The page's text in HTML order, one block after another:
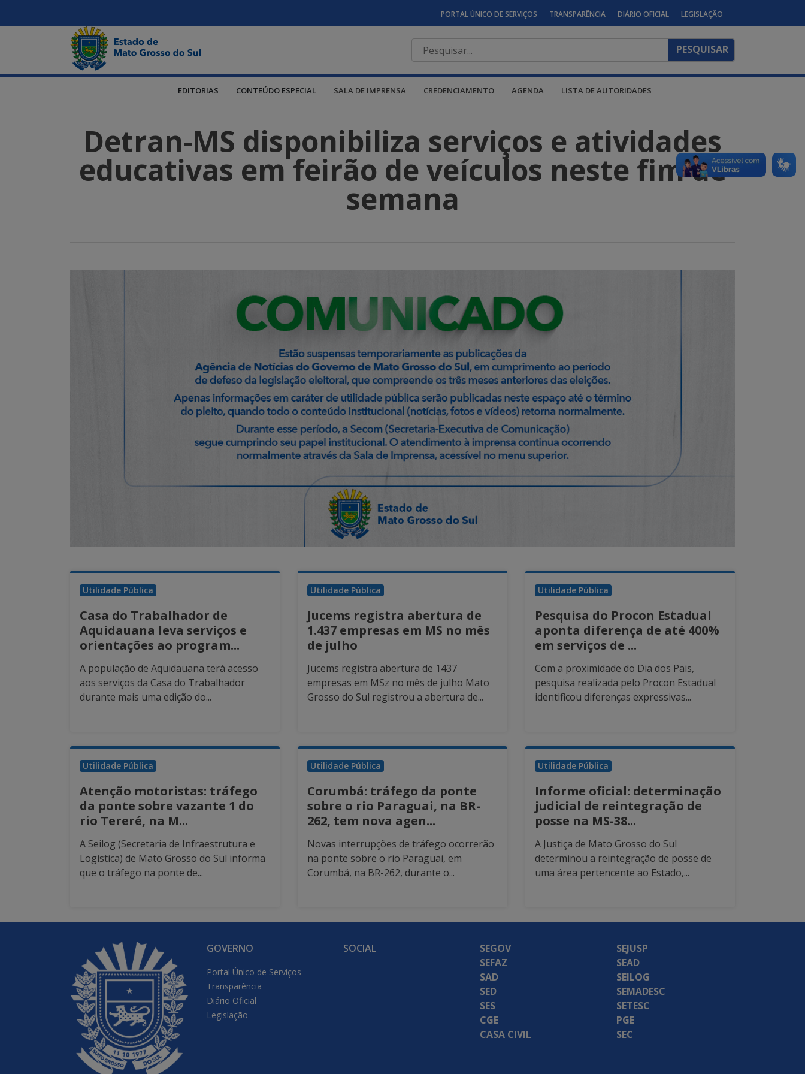
PORTAL ÚNICO DE SERVIÇOS TRANSPARÊNCIA DIÁRIO OFICIAL LEGISLAÇÃO
EDITORIAS CONTEÚDO ESPECIAL SALA DE IMPRENSA CREDENCIAMENTO AGENDA LISTA DE AUTORIDADES
Detran-MS disponibiliza serviços e atividades
educativas em feirão de veículos neste fim de
semana
Utilidade Pública
Casa do Trabalhador de
Aquidauana leva serviços e
orientações ao program...
A população de Aquidauana terá acesso
aos serviços da Casa do Trabalhador
durante mais uma edição do...
Utilidade Pública
Jucems registra abertura de
1.437 empresas em MS no mês
de julho
Jucems registra abertura de 1437
empresas em MSz no mês de julho Mato
Grosso do Sul registrou a abertura de...
Utilidade Pública
Pesquisa do Procon Estadual
aponta diferença de até 400%
em serviços de ...
Com a proximidade do Dia dos Pais,
pesquisa realizada pelo Procon Estadual
identificou diferenças expressivas...
Utilidade Pública
Atenção motoristas: tráfego
da ponte sobre vazante 1 do
rio Tereré, na M...
A Seilog (Secretaria de Infraestrutura e
Logística) de Mato Grosso do Sul informa
que o tráfego na ponte de...
Utilidade Pública
Corumbá: tráfego da ponte
sobre o rio Paraguai, na BR-
262, tem nova agen...
Novas interrupções de tráfego ocorrerão
na ponte sobre o rio Paraguai, em
Corumbá, na BR-262, durante o...
Utilidade Pública
Informe oficial: determinação
judicial de reintegração de
posse na MS-38...
A Justiça de Mato Grosso do Sul
determinou a reintegração de posse de
uma área pertencente ao Estado,...
GOVERNO
Portal Único de Serviços
Transparência
Diário Oficial
Legislação
SOCIAL
SEGOV
SEFAZ
SAD
SED
SES
CGE
CASA CIVIL
SEJUSP
SEAD
SEILOG
SEMADESC
SETESC
PGE
SEC